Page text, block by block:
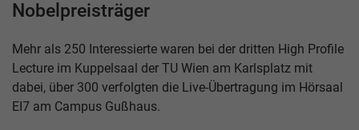
Nobelpreisträger
Mehr als 250 Interessierte waren bei der dritten High Profile
Lecture im Kuppelsaal der TU Wien am Karlsplatz mit
dabei, über 300 verfolgten die Live-Übertragung im Hörsaal
EI7 am Campus Gußhaus.